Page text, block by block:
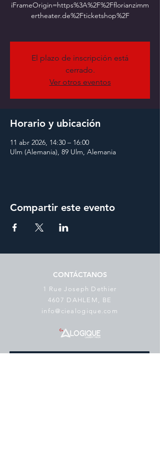
iFrameOrigin=https%3A%2F%2Fflorianzimm
ertheater.de%2Fticketshop%2F
El plazo de inscripción está
cerrado.
Ver otros eventos
Horario y ubicación
11 abr 2026, 14:30 – 16:00
Ulm (Alemania), 89 Ulm, Alemania
Compartir este evento
CONTÁCTANOS
1 Rue Joseph Dethier
4607 DAHLEM, BE
info@ciealogique.com